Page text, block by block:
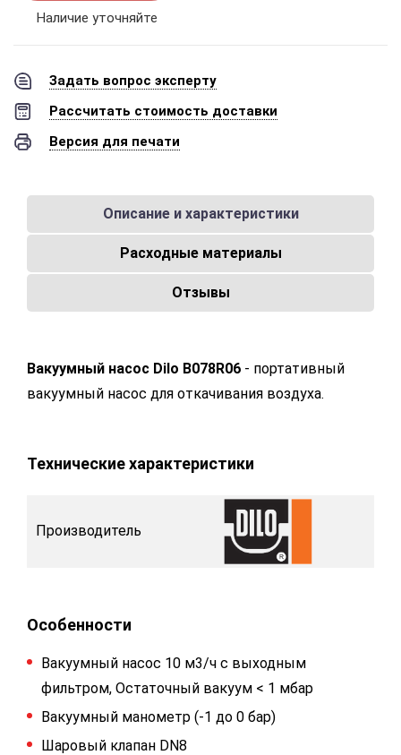
Наличие уточняйте
Задать вопрос эксперту
Рассчитать стоимость доставки
Версия для печати
Описание и характеристики
Расходные материалы
Отзывы
Вакуумный насос Dilo B078R06 - портативный
вакуумный насос для откачивания воздуха.
Технические характеристики
Производитель
Особенности
Вакуумный насос 10 м3/ч с выходным
фильтром, Остаточный вакуум < 1 мбар
Вакуумный манометр (-1 до 0 бар)
Шаровый клапан DN8